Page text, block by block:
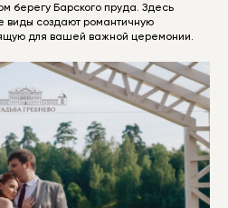
берегу Барского пруда. Здесь
виды создают романтичную
для вашей важной церемонии.